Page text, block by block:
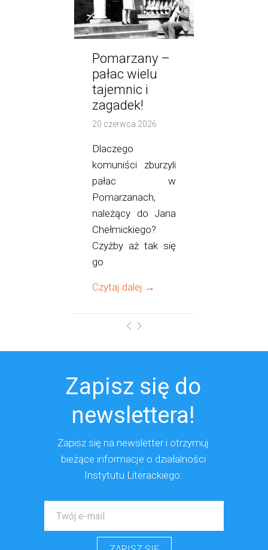
Pomarzany –
pałac wielu
tajemnic i
zagadek!
20 czerwca 2026
Dlaczego
komuniści zburzyli
pałac w
Pomarzanach,
należący do Jana
Chełmickiego?
Czyżby aż tak się
go
Czytaj dalej →
Zapisz się do
newslettera!
Zapisz się na newsletter i otrzymuj
bieżące informacje o działalności
Instytutu Literackiego.